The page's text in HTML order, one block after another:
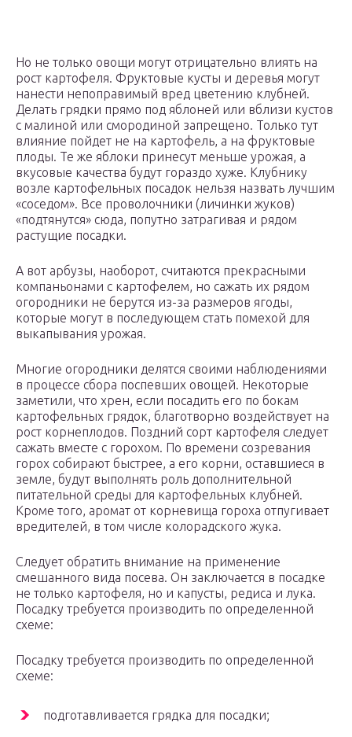
Но не только овощи могут отрицательно влиять на
рост картофеля. Фруктовые кусты и деревья могут
нанести непоправимый вред цветению клубней.
Делать грядки прямо под яблоней или вблизи кустов
с малиной или смородиной запрещено. Только тут
влияние пойдет не на картофель, а на фруктовые
плоды. Те же яблоки принесут меньше урожая, а
вкусовые качества будут гораздо хуже. Клубнику
возле картофельных посадок нельзя назвать лучшим
«соседом». Все проволочники (личинки жуков)
«подтянутся» сюда, попутно затрагивая и рядом
растущие посадки.
А вот арбузы, наоборот, считаются прекрасными
компаньонами с картофелем, но сажать их рядом
огородники не берутся из-за размеров ягоды,
которые могут в последующем стать помехой для
выкапывания урожая.
Многие огородники делятся своими наблюдениями
в процессе сбора поспевших овощей. Некоторые
заметили, что хрен, если посадить его по бокам
картофельных грядок, благотворно воздействует на
рост корнеплодов. Поздний сорт картофеля следует
сажать вместе с горохом. По времени созревания
горох собирают быстрее, а его корни, оставшиеся в
земле, будут выполнять роль дополнительной
питательной среды для картофельных клубней.
Кроме того, аромат от корневища гороха отпугивает
вредителей, в том числе колорадского жука.
Следует обратить внимание на применение
смешанного вида посева. Он заключается в посадке
не только картофеля, но и капусты, редиса и лука.
Посадку требуется производить по определенной
схеме:
Посадку требуется производить по определенной
схеме:
подготавливается грядка для посадки;